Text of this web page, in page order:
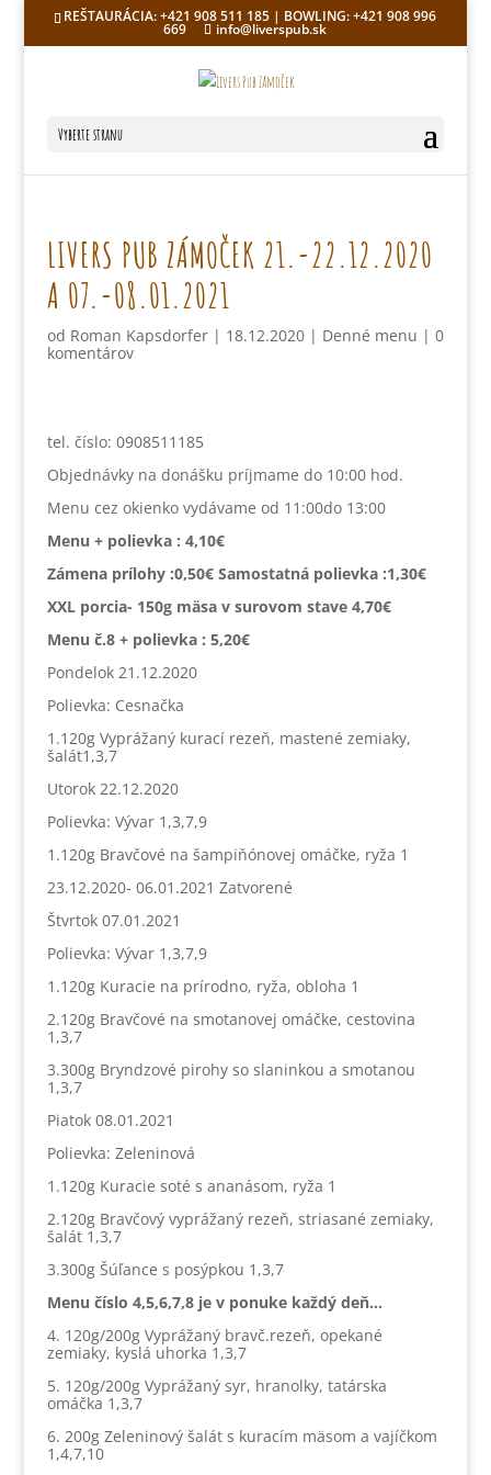
REŠTAURÁCIA: +421 908 511 185 | BOWLING: +421 908 996
669 info@liverspub.sk
Vyberte stranu
LIVERS PUB ZÁMOČEK 21.-22.12.2020
A 07.-08.01.2021
od Roman Kapsdorfer| 18.12.2020| Denné menu | 0
komentárov
tel. číslo: 0908511185
Objednávky na donášku príjmame do 10:00 hod.
Menu cez okienko vydávame od 11:00do 13:00
Menu + polievka : 4,10€
Zámena prílohy :0,50€ Samostatná polievka :1,30€
XXL porcia- 150g mäsa v surovom stave 4,70€
Menu č.8 + polievka : 5,20€
Pondelok 21.12.2020
Polievka: Cesnačka
1.120g Vyprážaný kurací rezeň, mastené zemiaky,
šalát1,3,7
Utorok 22.12.2020
Polievka: Vývar 1,3,7,9
1.120g Bravčové na šampiňónovej omáčke, ryža 1
23.12.2020- 06.01.2021 Zatvorené
Štvrtok 07.01.2021
Polievka: Vývar 1,3,7,9
1.120g Kuracie na prírodno, ryža, obloha 1
2.120g Bravčové na smotanovej omáčke, cestovina
1,3,7
3.300g Bryndzové pirohy so slaninkou a smotanou
1,3,7
Piatok 08.01.2021
Polievka: Zeleninová
1.120g Kuracie soté s ananásom, ryža 1
2.120g Bravčový vyprážaný rezeň, striasané zemiaky,
šalát 1,3,7
3.300g Šúľance s posýpkou 1,3,7
Menu číslo 4,5,6,7,8 je v ponuke každý deň…
4. 120g/200g Vyprážaný bravč.rezeň, opekané
zemiaky, kyslá uhorka 1,3,7
5. 120g/200g Vyprážaný syr, hranolky, tatárska
omáčka 1,3,7
6. 200g Zeleninový šalát s kuracím mäsom a vajíčkom
1,4,7,10